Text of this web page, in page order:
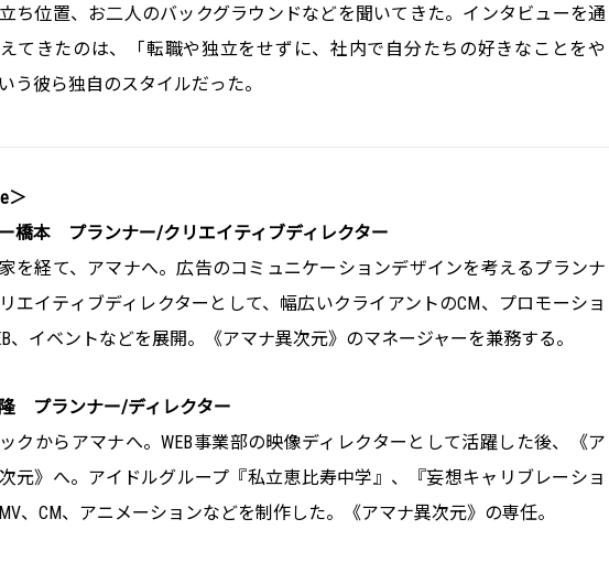
ち位置、お二人のバックグラウンドなどを聞いてきた。インタビューを通
てきたのは、「転職や独立をせずに、社内で自分たちの好きなことをや
う彼ら独自のスタイルだった。
＞
橋本 プランナー/クリエイティブディレクター
を経て、アマナへ。広告のコミュニケーションデザインを考えるプランナ
エイティブディレクターとして、幅広いクライアントのCM、プロモーショ
、イベントなどを展開。《アマナ異次元》のマネージャーを兼務する。
プランナー/ディレクター
クからアマナへ。WEB事業部の映像ディレクターとして活躍した後、《ア
元》へ。アイドルグループ『私立恵比寿中学』、『妄想キャリブレーショ
、CM、アニメーションなどを制作した。《アマナ異次元》の専任。